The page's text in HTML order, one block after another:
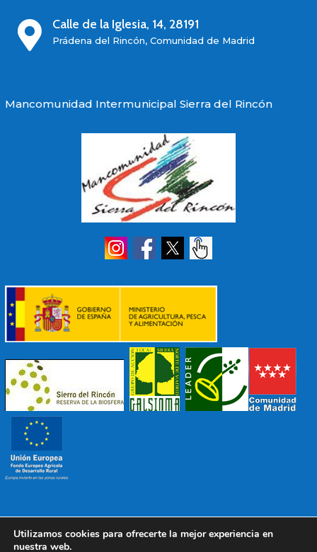
 Calle de la Iglesia, 14, 28191
Prádena del Rincón, Comunidad de Madrid
Mancomunidad Intermunicipal Sierra del Rincón
© 2022 Mancomunidad Sierra del RicónDiseño EDB|
Utilizamos cookies para ofrecerte la mejor experiencia en
nuestra web.